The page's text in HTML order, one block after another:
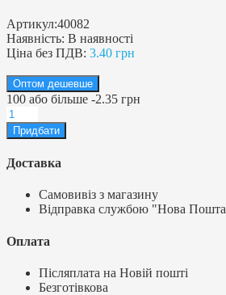
Артикул:40082
Наявність: В наявності
Ціна без ПДВ: 3.40 грн
Оптом дешевше
100 або більше -2.35 грн
Доставка
Самовивіз з магазину
Відправка службою "Нова
Оплата
Післяплата на Новій пошті
Безготівкова